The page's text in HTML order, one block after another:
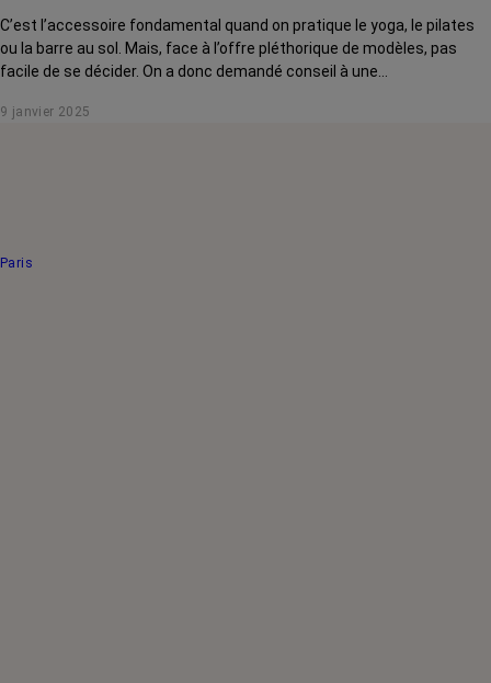
C’est l’accessoire fondamental quand on pratique le yoga, le pilates
ou la barre au sol. Mais, face à l’offre pléthorique de modèles, pas
facile de se décider. On a donc demandé conseil à une
9 janvier 2025
Paris